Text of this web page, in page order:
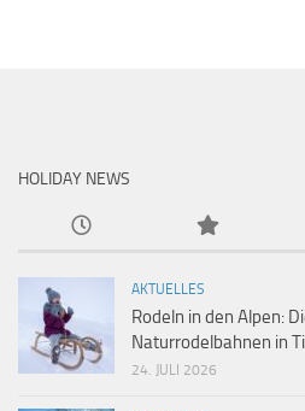
HOLIDAY NEWS
AKTUELLES
Rodeln in den Alpen:
Naturrodelbahnen in
24. JULI 2026